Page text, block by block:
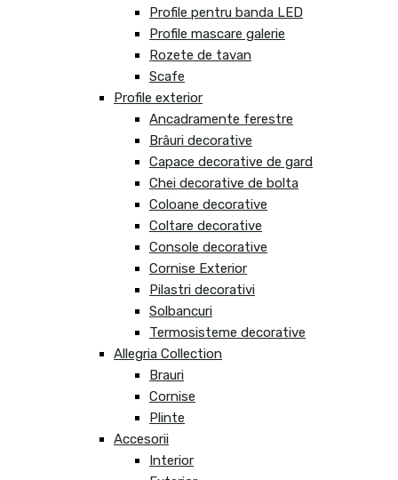
Profile pentru banda LED
Profile mascare galerie
Rozete de tavan
Scafe
Profile exterior
Ancadramente ferestre
Brâuri decorative
Capace decorative de gard
Chei decorative de bolta
Coloane decorative
Coltare decorative
Console decorative
Cornise Exterior
Pilastri decorativi
Solbancuri
Termosisteme decorative
Allegria Collection
Brauri
Cornise
Plinte
Accesorii
Interior